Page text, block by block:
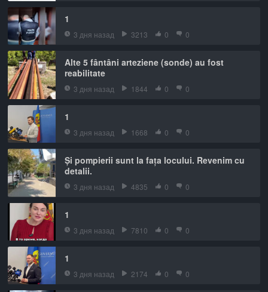
1
3 дня назад 3213 0 0
Alte 5 fântâni arteziene (sonde) au fost
reabilitate
3 дня назад 1844 0 0
1
3 дня назад 1668 0 0
Și pompierii sunt la fața locului. Revenim cu
detalii.
3 дня назад 4835 0 0
1
3 дня назад 7810 0 0
1
3 дня назад 2174 0 0